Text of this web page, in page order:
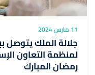
11 مارس 2024
جلالة الملك يتوصل
لمنظمة التعاون
رمضان المبارك